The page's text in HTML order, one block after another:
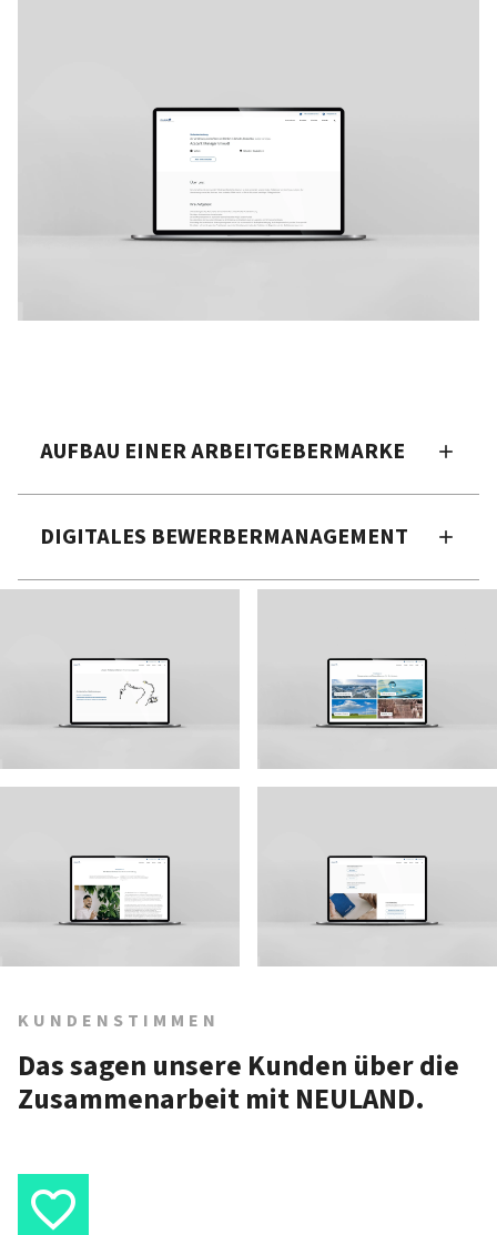
AUFBAU EINER ARBEITGEBERMARKE
DIGITALES BEWERBERMANAGEMENT
KUNDENSTIMMEN
Das sagen unsere Kunden über die
Zusammen­arbeit mit NEULAND.